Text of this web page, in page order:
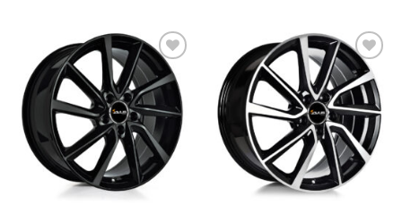
Aggiungi
alla lista
dei
desideri
Aggiungi
alla lista
dei
desideri